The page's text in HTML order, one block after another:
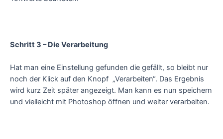
Schritt 3 – Die Verarbeitung
Hat man eine Einstellung gefunden die gefällt, so bleibt nur
noch der Klick auf den Knopf „Verarbeiten“. Das Ergebnis
wird kurz Zeit später angezeigt. Man kann es nun speichern
und vielleicht mit Photoshop öffnen und weiter verarbeiten.